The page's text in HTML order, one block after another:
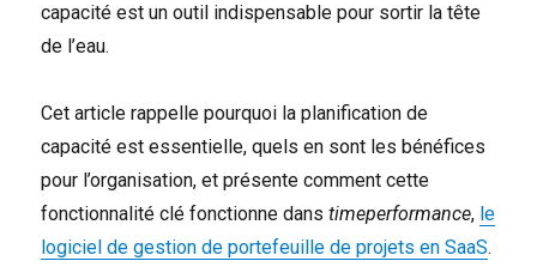
capacité est un outil indispensable pour sortir la tête
de l’eau.
Cet article rappelle pourquoi la planification de
capacité est essentielle, quels en sont les bénéfices
pour l’organisation, et présente comment cette
fonctionnalité clé fonctionne danstimeperformance, le
logiciel de gestion de portefeuille de projets en SaaS.